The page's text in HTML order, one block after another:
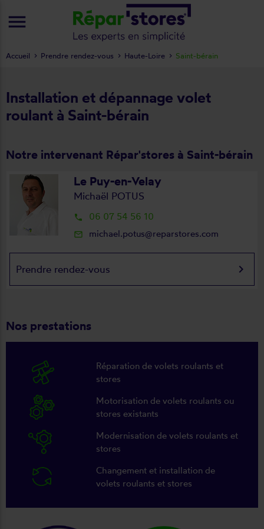
Installation et dépannage volet
roulant à Saint-bérain
Notre intervenant Répar'stores à Saint-bérain
Le Puy-en-Velay
Michaël POTUS
local_phone 06 07 54 56 10
mail_outline michael.potus@reparstores.com
Prendre rendez-vous keyboard_arrow_right
Nos prestations
Réparation de volets roulants et
stores
Motorisation de volets roulants ou
stores existants
Modernisation de volets roulants et
stores
Changement et installation de
volets roulants et stores
Accueil Prendre rendez-vous Haute-Loire Saint-bérain
menu